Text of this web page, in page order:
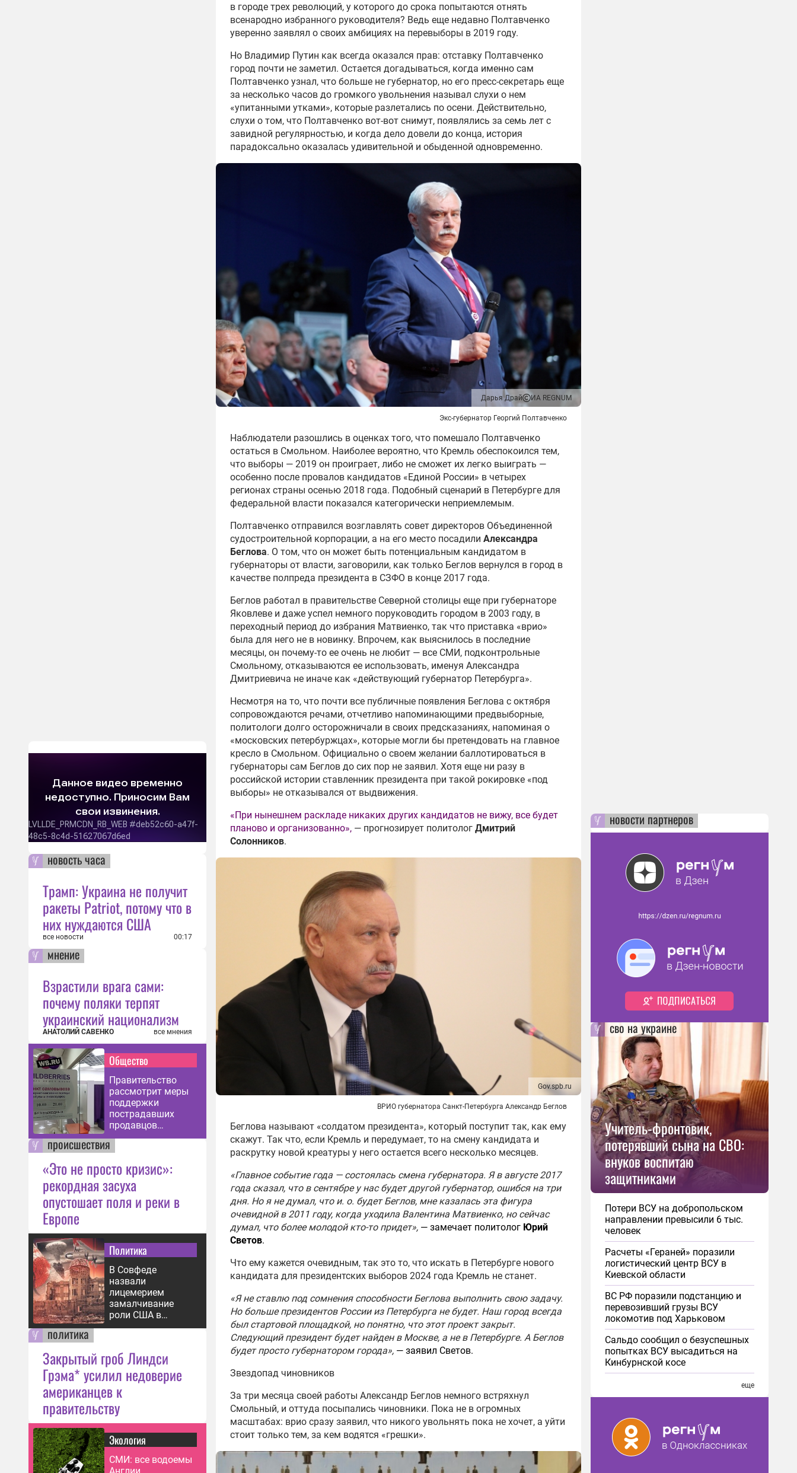
новость часа
Трамп: Украина не получит
ракеты Patriot, потому что в
них нуждаются США
все новости 00:17
мнение
Взрастили врага сами:
почему поляки терпят
украинский национализм
АНАТОЛИЙ САВЕНКО все мнения
Общество
Правительство
рассмотрит меры
поддержки
пострадавших
продавцов
Wildberries
происшествия
«Это не просто кризис»:
рекордная засуха
опустошает поля и реки в
Европе
Политика
В Совфеде
назвали
лицемерием
замалчивание
роли США в
бомбардировке
политика
Закрытый гроб Линдси
Грэма* усилил недоверие
американцев к
правительству
Экология
СМИ: все водоемы
в городе трех революций, у которого до срока попытаются отнять
всенародно избранного руководителя? Ведь еще недавно Полтавченко
уверенно заявлял о своих амбициях на перевыборы в 2019 году.
Но Владимир Путин как всегда оказался прав: отставку Полтавченко
город почти не заметил. Остается догадываться, когда именно сам
Полтавченко узнал, что больше не губернатор, но его пресс-секретарь еще
за несколько часов до громкого увольнения называл слухи о нем
«упитанными утками», которые разлетались по осени. Действительно,
слухи о том, что Полтавченко вот-вот снимут, появлялись за семь лет с
завидной регулярностью, и когда дело довели до конца, история
парадоксально оказалась удивительной и обыденной одновременно.
Дарья Драй ИА REGNUM
Экс-губернатор Георгий Полтавченко
Наблюдатели разошлись в оценках того, что помешало Полтавченко
остаться в Смольном. Наиболее вероятно, что Кремль обеспокоился тем,
что выборы — 2019 он проиграет, либо не сможет их легко выиграть —
особенно после провалов кандидатов «Единой России» в четырех
регионах страны осенью 2018 года. Подобный сценарий в Петербурге для
федеральной власти показался категорически неприемлемым.
Полтавченко отправился возглавлять совет директоров Объединенной
судостроительной корпорации, а на его место посадили Александра
Беглова. О том, что он может быть потенциальным кандидатом в
губернаторы от власти, заговорили, как только Беглов вернулся в город в
качестве полпреда президента в СЗФО в конце 2017 года.
Беглов работал в правительстве Северной столицы еще при губернаторе
Яковлеве и даже успел немного поруководить городом в 2003 году, в
переходный период до избрания Матвиенко, так что приставка «врио»
была для него не в новинку. Впрочем, как выяснилось в последние
месяцы, он почему-то ее очень не любит — все СМИ, подконтрольные
Смольному, отказываются ее использовать, именуя Александра
Дмитриевича не иначе как «действующий губернатор Петербурга».
Несмотря на то, что почти все публичные появления Беглова с октября
сопровождаются речами, отчетливо напоминающими предвыборные,
политологи долго осторожничали в своих предсказаниях, напоминая о
«московских петербуржцах», которые могли бы претендовать на главное
кресло в Смольном. Официально о своем желании баллотироваться в
губернаторы сам Беглов до сих пор не заявил. Хотя еще ни разу в
российской истории ставленник президента при такой рокировке «под
выборы» не отказывался от выдвижения.
«При нынешнем раскладе никаких других кандидатов не вижу, все будет
планово и организованно», — прогнозирует политолог Дмитрий
Солонников.
Gov.spb.ru
ВРИО губернатора Санкт-Петербурга Александр Беглов
Беглова называют «солдатом президента», который поступит так, как ему
скажут. Так что, если Кремль и передумает, то на смену кандидата и
раскрутку новой креатуры у него остается всего несколько месяцев.
«Главное событие года — состоялась смена губернатора. Я в августе 2017
года сказал, что в сентябре у нас будет другой губернатор, ошибся на три
дня. Но я не думал, что и. о. будет Беглов, мне казалась эта фигура
очевидной в 2011 году, когда уходила Валентина Матвиенко, но сейчас
думал, что более молодой кто-то придет», — замечает политолог Юрий
Светов.
Что ему кажется очевидным, так это то, что искать в Петербурге нового
кандидата для президентских выборов 2024 года Кремль не станет.
«Я не ставлю под сомнения способности Беглова выполнить свою задачу.
Но больше президентов России из Петербурга не будет. Наш город всегда
был стартовой площадкой, но понятно, что этот проект закрыт.
Следующий президент будет найден в Москве, а не в Петербурге. А Беглов
будет просто губернатором города», — заявил Светов.
Звездопад чиновников
За три месяца своей работы Александр Беглов немного встряхнул
Смольный, и оттуда посыпались чиновники. Пока не в огромных
масштабах: врио сразу заявил, что никого увольнять пока не хочет, а уйти
стоит только тем, за кем водятся «грешки».
новости партнеров
сво на украине
Учитель-фронтовик,
потерявший сына на СВО:
внуков воспитаю
защитниками
Потери ВСУ на добропольском
направлении превысили 6 тыс.
человек
Расчеты «Гераней» поразили
логистический центр ВСУ в
Киевской области
ВС РФ поразили подстанцию и
перевозивший грузы ВСУ
локомотив под Харьковом
Сальдо сообщил о безуспешных
попытках ВСУ высадиться на
Кинбурнской косе
еще